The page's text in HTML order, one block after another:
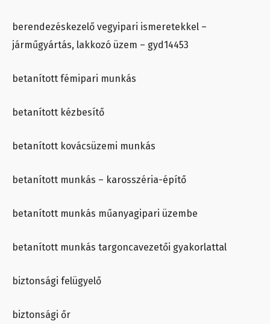
berendezéskezelő vegyipari ismeretekkel –
járműgyártás, lakkozó üzem – gyd14453
betanított fémipari munkás
betanított kézbesítő
betanított kovácsüzemi munkás
betanított munkás – karosszéria-építő
betanított munkás műanyagipari üzembe
betanított munkás targoncavezetői gyakorlattal
biztonsági felügyelő
biztonsági őr